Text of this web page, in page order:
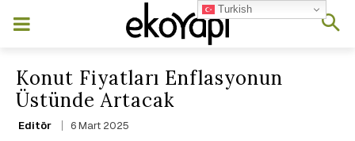
Konut Fiyatları Enflasyonun
Üstünde Artacak
Editör 6 Mart 2025
Turkish